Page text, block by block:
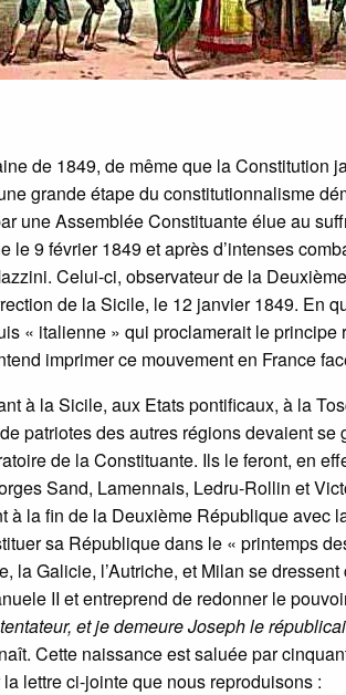
de 1849, de même que la Constitution
grande étape du constitutionnalisme
une Assemblée Constituante élue au
9 février 1849 et après d’intenses
Celui-ci, observateur de la
de la Sicile, le 12 janvier 1849. En
« italienne » qui proclamerait le
imprimer ce mouvement en France
à la Sicile, aux Etats pontificaux, à la
patriotes des autres régions devaient
de la Constituante. Ils le feront, en
Sand, Lamennais, Ledru-Rollin et
à la fin de la Deuxième République avec
sa République dans le « printemps
la Galicie, l’Autriche, et Milan se
II et entreprend de redonner le
et je demeure Joseph le
Cette naissance est saluée par
lettre ci-jointe que nous reproduisons :